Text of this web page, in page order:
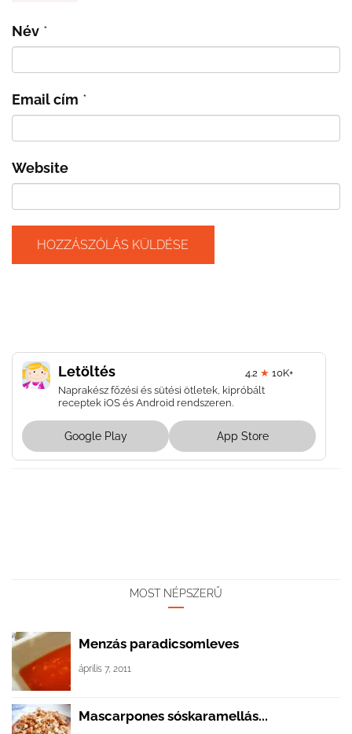
Név *
Email cím *
Website
Letöltés 4.2 ★ 10K+
Naprakész főzési és sütési ötletek, kipróbált
receptek iOS és Android rendszeren.
Google Play App Store
MOST NÉPSZERŰ
Menzás paradicsomleves
április 7, 2011
Mascarpones sóskaramellás...